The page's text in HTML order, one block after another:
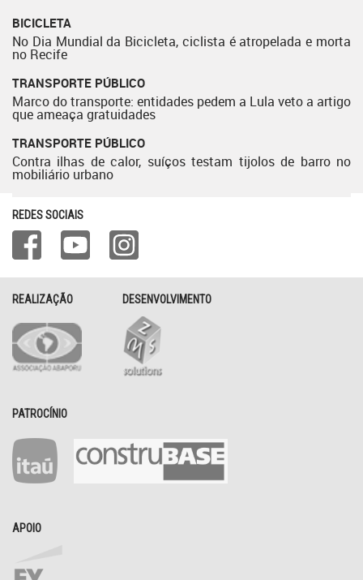
BICICLETA
No Dia Mundial da Bicicleta, ciclista é atropelada e morta
no Recife
TRANSPORTE PÚBLICO
Marco do transporte: entidades pedem a Lula veto a artigo
que ameaça gratuidades
TRANSPORTE PÚBLICO
Contra ilhas de calor, suíços testam tijolos de barro no
mobiliário urbano
REDES SOCIAIS
REALIZAÇÃO DESENVOLVIMENTO
PATROCÍNIO
APOIO